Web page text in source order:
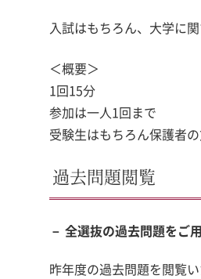
入試はもちろん、大学に
＜概要＞
1回15分
参加は一人1回まで
受験生はもちろん保護者
過去問題閲覧
－ 全選抜の過去問題をご
昨年度の過去問題を閲覧い